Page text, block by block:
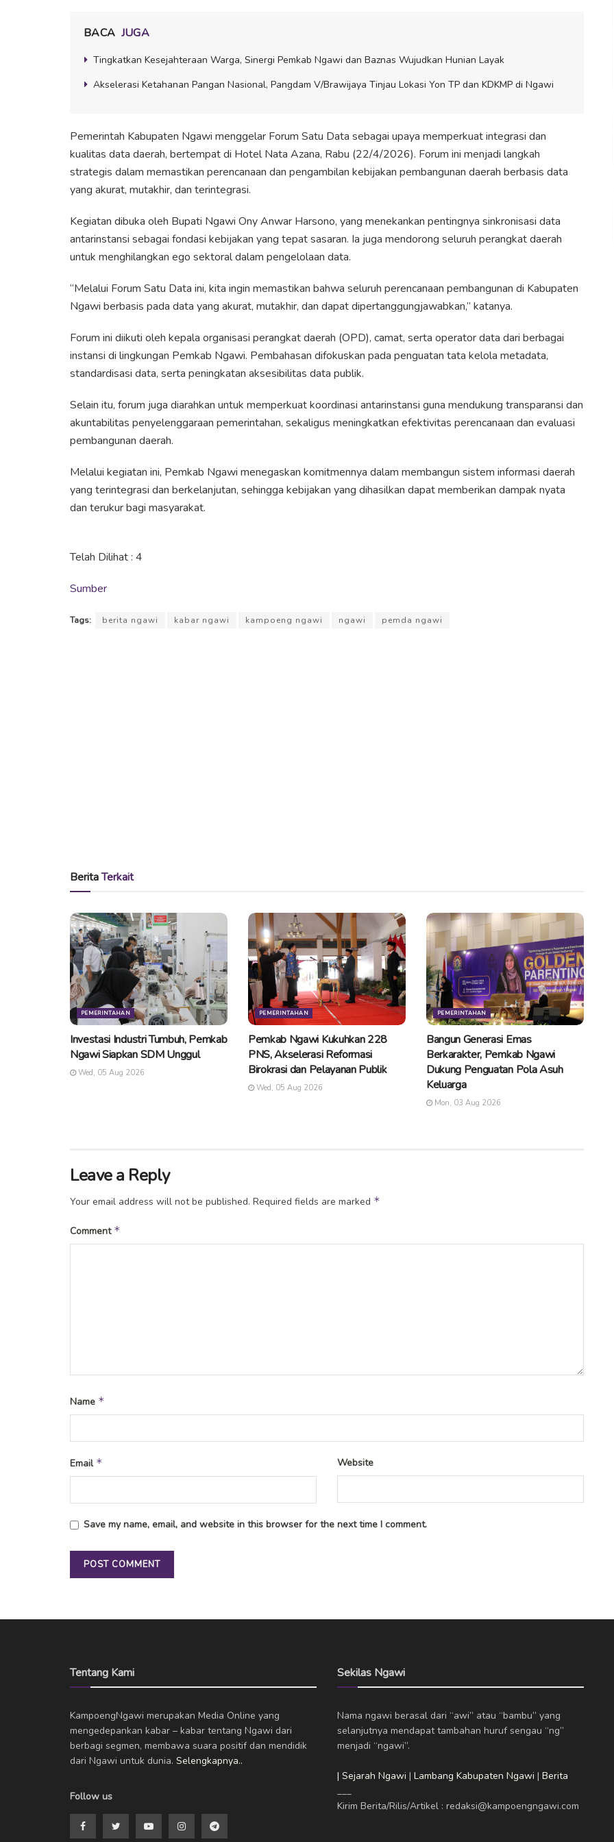
BACA JUGA
Tingkatkan Kesejahteraan Warga, Sinergi Pemkab Ngawi dan Baznas Wujudkan Hunian Layak
Akselerasi Ketahanan Pangan Nasional, Pangdam V/Brawijaya Tinjau Lokasi Yon TP dan KDKMP di Ngawi
Pemerintah Kabupaten Ngawi menggelar Forum Satu Data sebagai upaya memperkuat integrasi dan
kualitas data daerah, bertempat di Hotel Nata Azana, Rabu (22/4/2026). Forum ini menjadi langkah
strategis dalam memastikan perencanaan dan pengambilan kebijakan pembangunan daerah berbasis data
yang akurat, mutakhir, dan terintegrasi.
Kegiatan dibuka oleh Bupati Ngawi Ony Anwar Harsono, yang menekankan pentingnya sinkronisasi data
antarinstansi sebagai fondasi kebijakan yang tepat sasaran. Ia juga mendorong seluruh perangkat daerah
untuk menghilangkan ego sektoral dalam pengelolaan data.
“Melalui Forum Satu Data ini, kita ingin memastikan bahwa seluruh perencanaan pembangunan di Kabupaten
Ngawi berbasis pada data yang akurat, mutakhir, dan dapat dipertanggungjawabkan,” katanya.
Forum ini diikuti oleh kepala organisasi perangkat daerah (OPD), camat, serta operator data dari berbagai
instansi di lingkungan Pemkab Ngawi. Pembahasan difokuskan pada penguatan tata kelola metadata,
standardisasi data, serta peningkatan aksesibilitas data publik.
Selain itu, forum juga diarahkan untuk memperkuat koordinasi antarinstansi guna mendukung transparansi dan
akuntabilitas penyelenggaraan pemerintahan, sekaligus meningkatkan efektivitas perencanaan dan evaluasi
pembangunan daerah.
Melalui kegiatan ini, Pemkab Ngawi menegaskan komitmennya dalam membangun sistem informasi daerah
yang terintegrasi dan berkelanjutan, sehingga kebijakan yang dihasilkan dapat memberikan dampak nyata
dan terukur bagi masyarakat.
Telah Dilihat : 4
Sumber
Tags: berita ngawi kabar ngawi kampoeng ngawi ngawi pemda ngawi
BeritaTerkait
PEMERINTAHAN
Investasi Industri Tumbuh, Pemkab
Ngawi Siapkan SDM Unggul
Wed, 05 Aug 2026
PEMERINTAHAN
Pemkab Ngawi Kukuhkan 228
PNS, Akselerasi Reformasi
Birokrasi dan Pelayanan Publik
Wed, 05 Aug 2026
PEMERINTAHAN
Bangun Generasi Emas
Berkarakter, Pemkab Ngawi
Dukung Penguatan Pola Asuh
Keluarga
Mon, 03 Aug 2026
Leave a Reply
Your email address will not be published. Required fields are marked *
Comment *
Name *
Email * Website
Save my name, email, and website in this browser for the next time I comment.
Tentang Kami
KampoengNgawi merupakan Media Online yang
mengedepankan kabar – kabar tentang Ngawi dari
berbagi segmen, membawa suara positif dan mendidik
dari Ngawi untuk dunia. Selengkapnya..
Follow us
Sekilas Ngawi
Nama ngawi berasal dari “awi” atau “bambu” yang
selanjutnya mendapat tambahan huruf sengau “ng”
menjadi “ngawi”.
| Sejarah Ngawi | Lambang Kabupaten Ngawi | Berita
___
Kirim Berita/Rilis/Artikel : redaksi@kampoengngawi.com